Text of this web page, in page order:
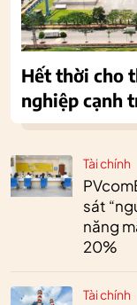
Tài chính
sát
năng
20%
Tài chính
Hết thời cho
nghiệp cạnh